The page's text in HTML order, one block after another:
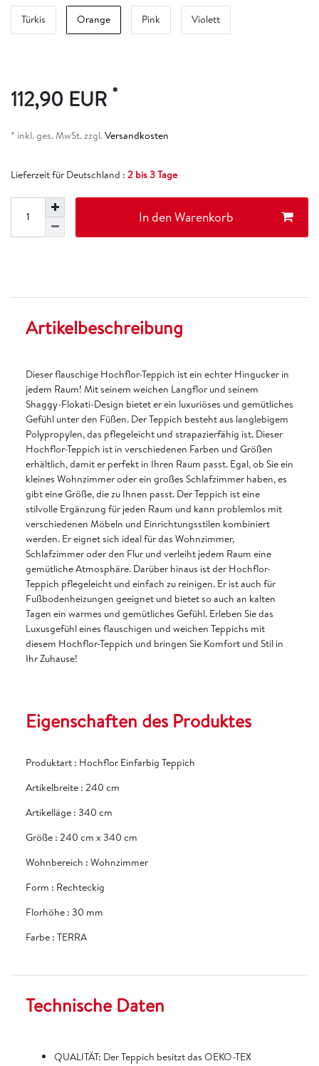
Türkis Orange Pink Violett
112,90 EUR *
* inkl. ges. MwSt. zzgl.Versandkosten
Lieferzeit für Deutschland : 2 bis 3 Tage
In den Warenkorb
Artikelbeschreibung
Dieser flauschige Hochflor-Teppich ist ein echter Hingucker in
jedem Raum! Mit seinem weichen Langflor und seinem
Shaggy-Flokati-Design bietet er ein luxuriöses und gemütliches
Gefühl unter den Füßen. Der Teppich besteht aus langlebigem
Polypropylen, das pflegeleicht und strapazierfähig ist. Dieser
Hochflor-Teppich ist in verschiedenen Farben und Größen
erhältlich, damit er perfekt in Ihren Raum passt. Egal, ob Sie ein
kleines Wohnzimmer oder ein großes Schlafzimmer haben, es
gibt eine Größe, die zu Ihnen passt. Der Teppich ist eine
stilvolle Ergänzung für jeden Raum und kann problemlos mit
verschiedenen Möbeln und Einrichtungsstilen kombiniert
werden. Er eignet sich ideal für das Wohnzimmer,
Schlafzimmer oder den Flur und verleiht jedem Raum eine
gemütliche Atmosphäre. Darüber hinaus ist der Hochflor-
Teppich pflegeleicht und einfach zu reinigen. Er ist auch für
Fußbodenheizungen geeignet und bietet so auch an kalten
Tagen ein warmes und gemütliches Gefühl. Erleben Sie das
Luxusgefühl eines flauschigen und weichen Teppichs mit
diesem Hochflor-Teppich und bringen Sie Komfort und Stil in
Ihr Zuhause!
Eigenschaften des Produktes
Produktart : Hochflor Einfarbig Teppich
Artikelbreite : 240 cm
Artikelläge : 340 cm
Größe : 240 cm x 340 cm
Wohnbereich : Wohnzimmer
Form : Rechteckig
Florhöhe : 30 mm
Farbe : TERRA
Technische Daten
QUALITÄT: Der Teppich besitzt das OEKO-TEX